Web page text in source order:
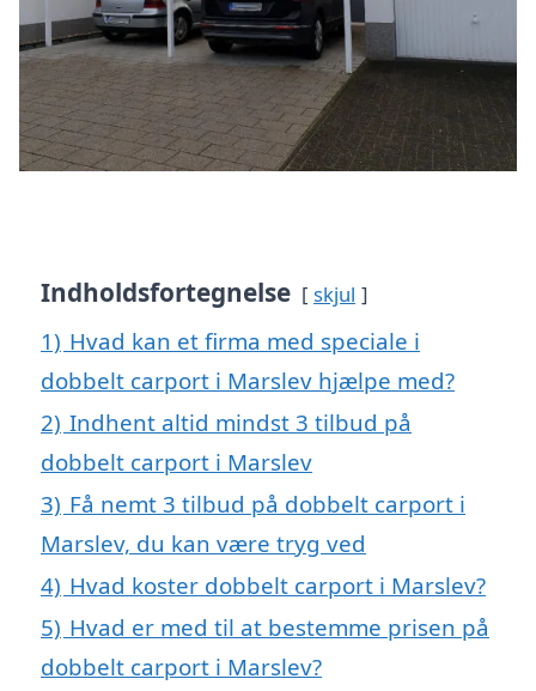
Indholdsfortegnelse skjul
1) Hvad kan et firma med speciale i
dobbelt carport i Marslev hjælpe med?
2) Indhent altid mindst 3 tilbud på
dobbelt carport i Marslev
3) Få nemt 3 tilbud på dobbelt carport i
Marslev, du kan være tryg ved
4) Hvad koster dobbelt carport i Marslev?
5) Hvad er med til at bestemme prisen på
dobbelt carport i Marslev?